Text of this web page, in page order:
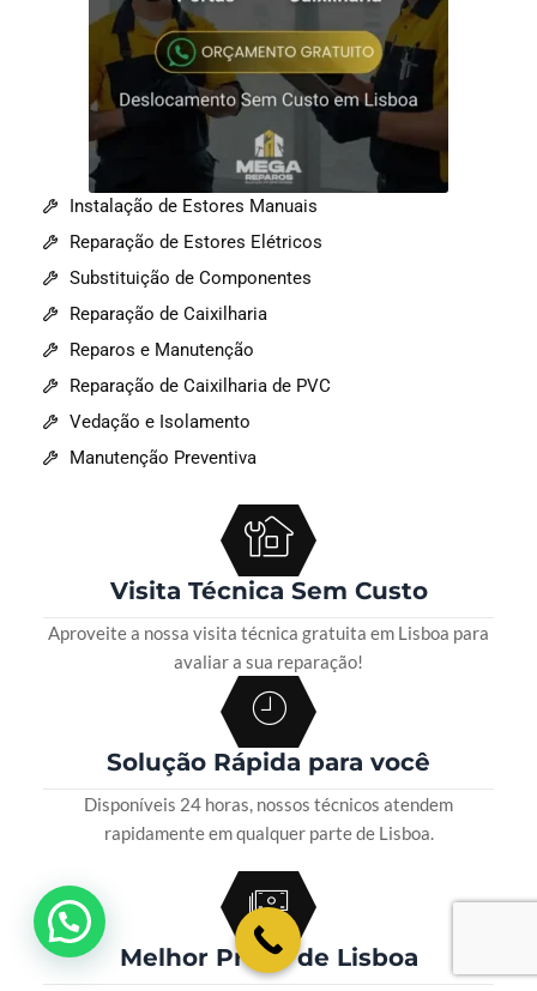
Instalação de Estores Manuais
Reparação de Estores Elétricos
Substituição de Componentes
Reparação de Caixilharia
Reparos e Manutenção
Reparação de Caixilharia de PVC
Vedação e Isolamento
Manutenção Preventiva
Visita Técnica Sem Custo
Aproveite a nossa visita técnica gratuita em Lisboa para
avaliar a sua reparação!
Solução Rápida para você
Disponíveis 24 horas, nossos técnicos atendem
rapidamente em qualquer parte de Lisboa.
Melhor Preço de Lisboa
💬 Como podemos ajudar?